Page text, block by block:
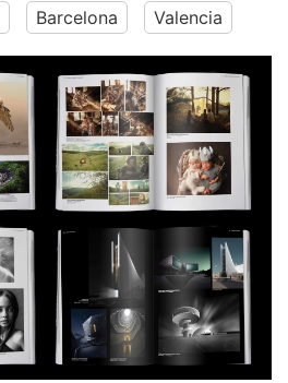
Barcelona Valencia